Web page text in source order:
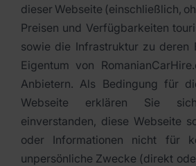
dieser Webseite (einschließlich,
Preisen und Verfügbarkeiten
sowie die Infrastruktur zu deren
Eigentum von
Anbietern. Als Bedingung für
Webseite erklären Sie
einverstanden, diese Webseite
oder Informationen nicht für
unpersönliche Zwecke (direkt